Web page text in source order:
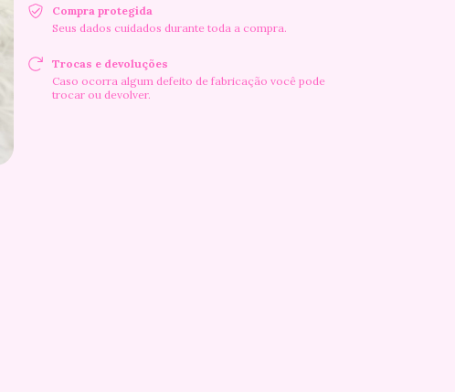
Compra protegida
Seus dados cuidados durante toda a compra.
Trocas e devoluções
Caso ocorra algum defeito de fabricação você pode
trocar ou devolver.